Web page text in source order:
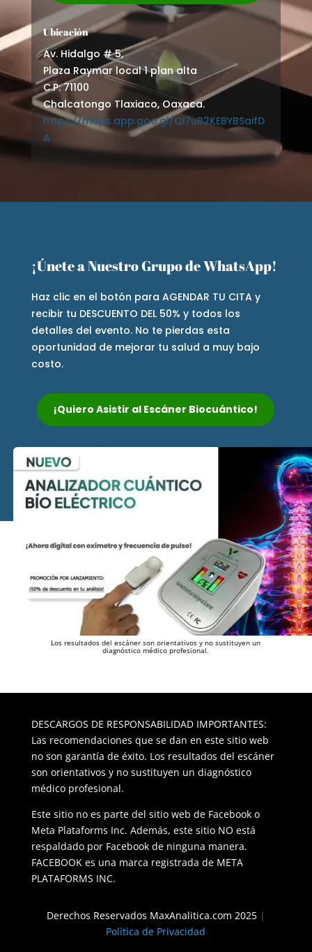
Ubicación
Av. Hidalgo # 5,
Plaza Raymar local 1 plan alta
C.P: 71100
Chalcatongo Tlaxiaco, Oaxaca.
https://maps.app.goo.gl/Qi7uB2KEBYBSaifD
A
¡Únete a Nuestro Grupo de WhatsApp!
Haz clic en el botón para AGENDAR TU CITA y
recibir tu DESCUENTO DEL 50% y todos los
detalles del evento. No te pierdas esta
oportunidad de mejorar tu salud a muy bajo
costo.
¡Quiero Asistir al Escáner Biocuántico!
Los resultados del escáner son orientativos y no sustituyen un
diagnóstico médico profesional.
DESCARGOS DE RESPONSABILIDAD IMPORTANTES:
Las recomendaciones que se dan en este sitio web
no son garantía de éxito. Los resultados del escáner
son orientativos y no sustituyen un diagnóstico
médico profesional.
Este sitio no es parte del sitio web de Facebook o
Meta Plataforms Inc. Además, este sitio NO está
respaldado por Facebook de ninguna manera.
FACEBOOK es una marca registrada de META
PLATAFORMS INC.
Derechos Reservados MaxAnalitica.com 2025|
Política de Privacidad